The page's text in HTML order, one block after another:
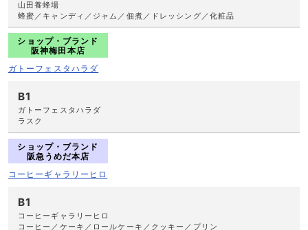
山田養蜂場
蜂蜜／キャンディ／ジャム／佃煮／ドレッシング／化粧品
ショップ・ブランド
阪神梅田本店
ガトーフェスタハラダ
B1
ガトーフェスタハラダ
ラスク
ショップ・ブランド
阪急うめだ本店
コーヒーギャラリーヒロ
B1
コーヒーギャラリーヒロ
コーヒー／ケーキ／ロールケーキ／クッキー／プリン